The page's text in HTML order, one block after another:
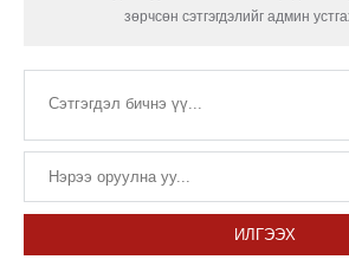
зөрчсөн сэтгэгдэлийг админ
ИЛГЭЭХ